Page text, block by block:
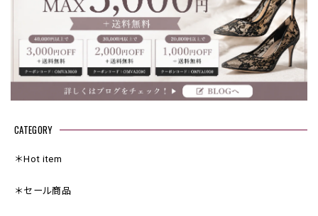
CATEGORY
＊Hot item
＊セール商品